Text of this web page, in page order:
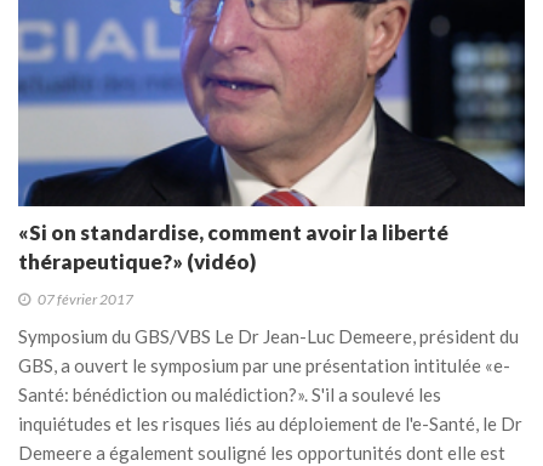
«Si on standardise, comment avoir la liberté
thérapeutique?» (vidéo)
07 février 2017
Symposium du GBS/VBS Le Dr Jean-Luc Demeere, président du
GBS, a ouvert le symposium par une présentation intitulée «e-
Santé: bénédiction ou malédiction?». S'il a soulevé les
inquiétudes et les risques liés au déploiement de l'e-Santé, le Dr
Demeere a également souligné les opportunités dont elle est